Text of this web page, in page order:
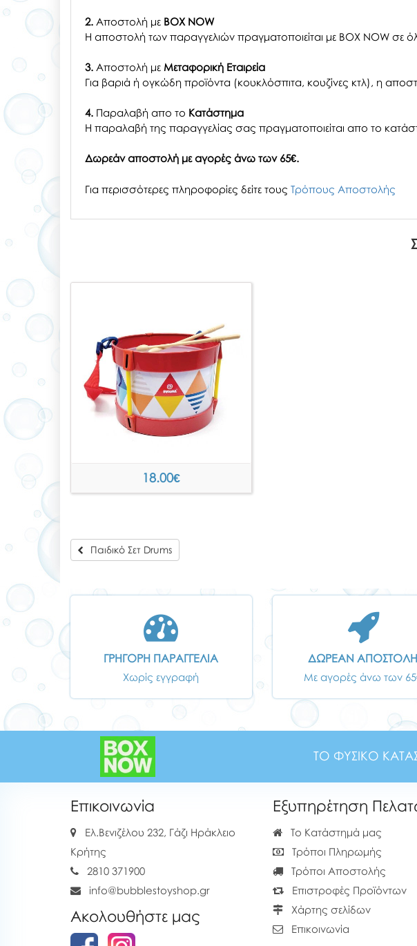
2. Αποστολή με BOX NOW
Η αποστολή των παραγγελιών πραγματοποιείται με BOX NOW σε
3. Αποστολή με Μεταφορική Εταιρεία
Για βαριά ή ογκώδη προϊόντα (κουκλόσπιτα, κουζίνες κτλ), η
4. Παραλαβή απο το Κατάστημα
H παραλαβή της παραγγελίας σας πραγματοποιείται απο το
Δωρεάν αποστολή με αγορές άνω των 65€.
Για περισσότερες πληροφορίες δείτε τους Τρόπους Αποστολής
18.00€
Παιδικό Σετ Drums
ΓΡΗΓΟΡΗ ΠΑΡΑΓΓΕΛΙΑ
Χωρίς εγγραφή
ΔΩΡΕΑΝ ΑΠΟΣΤΟΛΗ
Με αγορές άνω των
ΤΟ ΦΥΣΙΚΟ
Επικοινωνία
Ελ.Βενιζέλου 232, Γάζι Ηράκλειο
Κρήτης
2810 371900
info@bubblestoyshop.gr
Ακολουθήστε μας
Εξυπηρέτηση
Το Κατάστημά μας
Τρόποι Πληρωμής
Τρόποι Αποστολής
Επιστροφές Προϊόντων
Χάρτης σελίδων
Επικοινωνία